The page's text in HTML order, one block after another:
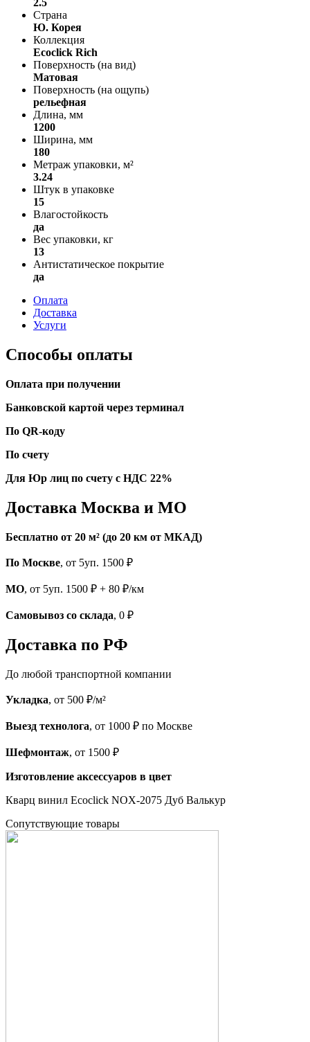
Страна
Ю. Корея
Коллекция
Ecoclick Rich
Поверхность (на вид)
Матовая
Поверхность (на ощупь)
рельефная
Длина, мм
1200
Ширина, мм
180
Метраж упаковки, м²
3.24
Штук в упаковке
15
Влагостойкость
да
Вес упаковки, кг
13
Антистатическое покрытие
да
Оплата
Доставка
Услуги
Способы оплаты
Оплата при получении
Банковской картой через терминал
По QR-коду
По счету
Для Юр лиц по счету с НДС 22%
Доставка Москва и МО
Бесплатно от 20 м² (до 20 км от МКАД)
По Москве, от 5уп. 1500 ₽
МО, от 5уп. 1500 ₽ + 80 ₽/км
Самовывоз со склада, 0 ₽
Доставка по РФ
До любой транспортной компании
Укладка, от 500 ₽/м²
Выезд технолога, от 1000 ₽ по Москве
Шефмонтаж, от 1500 ₽
Изготовление аксессуаров в цвет
Кварц винил Ecoclick NOX-2075 Дуб Валькур
Cопутствующие товары